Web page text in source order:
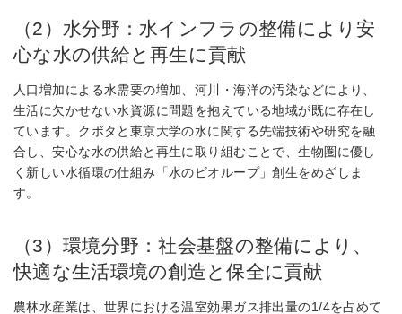
（2）水分野：水インフラの整備により安
心な水の供給と再生に貢献
人口増加による水需要の増加、河川・海洋の汚染などにより、
生活に欠かせない水資源に問題を抱えている地域が既に存在し
ています。クボタと東京大学の水に関する先端技術や研究を融
合し、安心な水の供給と再生に取り組むことで、生物圏に優し
く新しい水循環の仕組み「水のビオループ」創生をめざしま
す。
（3）環境分野：社会基盤の整備により、
快適な生活環境の創造と保全に貢献
農林水産業は、世界における温室効果ガス排出量の1/4を占めて